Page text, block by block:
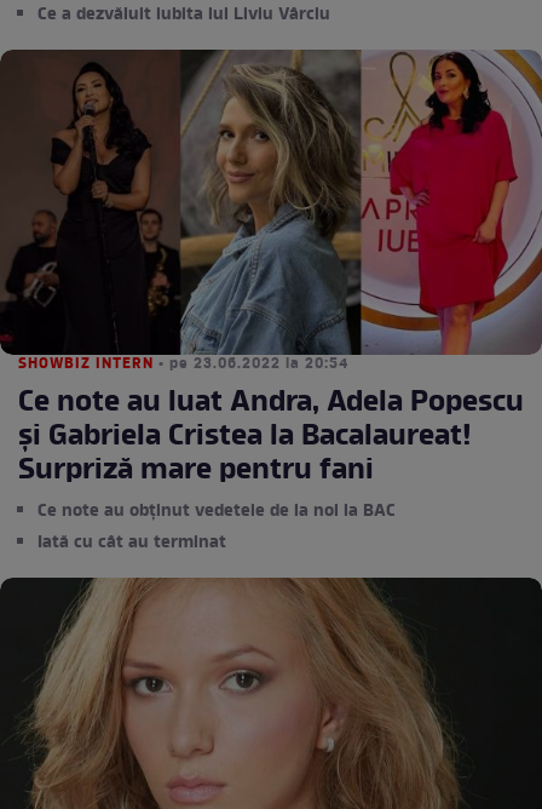
Ce a dezvăluit iubita lui Liviu Vârciu
SHOWBIZ INTERN • pe 23.06.2022 la 20:54
Ce note au luat Andra, Adela Popescu
și Gabriela Cristea la Bacalaureat!
Surpriză mare pentru fani
Ce note au obținut vedetele de la noi la BAC
Iată cu cât au terminat